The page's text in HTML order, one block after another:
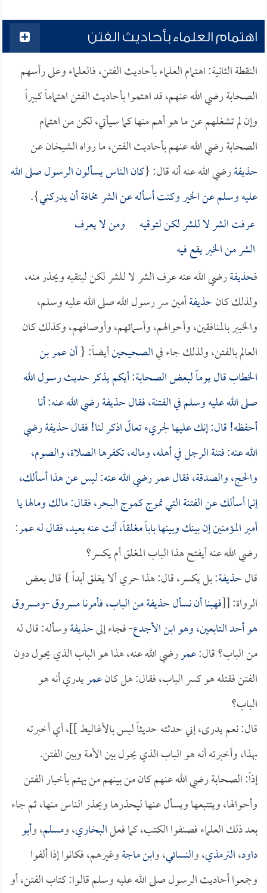
اهتمام العلماء بأحاديث الفتن
النقطة الثانية: اهتمام العلماء بأحاديث الفتن، فالعلماء وعلى رأسهم
الصحابة رضي الله عنهم، قد اهتموا بأحاديث الفتن اهتماماً كبيراً
وإن لم تشغلهم عن ما هو أهم منها كما سيأتي، لكن من اهتمام
الصحابة رضي الله عنهم بأحاديث الفتن، ما رواه الشيخان عن
حذيفةرضي الله عنه أنه قال: {كان الناس يسألون الرسول صلى الله
عليه وسلم عن الخير وكنت أسأله عن الشر مخافة أن يدركني}.
عرفت الشر لا للشر لكن لتوقيه ومن لا يعرف
الشر من الخير يقع فيه
فحذيفةرضي الله عنه عرف الشر لا للشر لكن ليتقيه ويحذر منه،
ولذلك كانحذيفةأمين سر رسول الله صلى الله عليه وسلم،
والخبير بالمنافقين، وأحوالهم، وأسمائهم، وأوصافهم، وكذلك كان
العالم بالفتن، ولذلك جاء فيالصحيحينأيضاً: {أنعمر بن
الخطابقال يوماً لبعض الصحابة: أيكم يذكر حديث رسول الله
صلى الله عليه وسلم في الفتنة، فقالحذيفةرضي الله عنه: أنا
أحفظه! قال: إنك عليها لجريء تعالَ اذكر لنا! فقالحذيفةرضي
الله عنه: فتنة الرجل في أهله، وماله، تكفرها الصلاة، والصوم،
والحج، والصدقة، فقالعمررضي الله عنه: ليس عن هذا أسألك،
إنما أسألك عن الفتنة التي تموج كموج البحر، فقال: مالك ومالها يا
أمير المؤمنين إن بينك وبينها باباً مغلقاً، أنت عنه بعيد، فقال لهعمر:
رضي الله عنه أيفتح هذا الباب المغلق أم يكسر؟
قالحذيفة: بل يكسر، قال: هذا حري ألا يغلق أبداً } قال بعض
الرواة: [[فهبنا أن نسألحذيفةمن الباب، فأمرنامسروق-ومسروق
هو أحد التابعين، وهوابن الأجدع- فجاء إلىحذيفةوسأله: قال له
من الباب؟ قال:عمررضي الله عنه، هذا هو الباب الذي يحول دون
الفتن فقتله هو كسر الباب، فقال: هل كانعمريدري أنه هو
الباب؟
قال: نعم يدرى، إني حدثته حديثاً ليس بالأغاليط ]]، أي أخبرته
بهذا، وأخبرته أنه هو الباب الذي يحول بين الأمة وبين الفتن.
إذاً: الصحابة رضي الله عنهم كان من بينهم من يهتم بأخبار الفتن
وأحوالها، ويتتبعها ويسأل عنها ليحذرها ويحذر الناس منها، ثم جاء
بعد ذلك العلماء فصنفوا الكتب، كما فعلالبخاري، ومسلم، وأبو
داود،الترمذي، والنسائي، وابن ماجةوغيرهم، فكانوا إذا ألفوا
وجمعوا أحاديث الرسول صلى الله عليه وسلم قالوا: كتاب الفتن، أو